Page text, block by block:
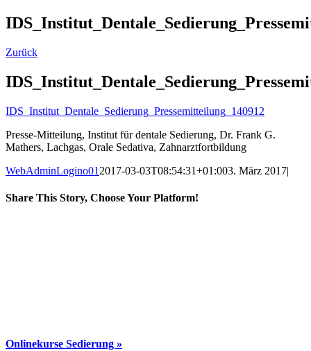
Zurück
IDS_Institut_Dentale_Sedierung_Pressemitteilung_140912
Presse-Mitteilung, Institut für dentale Sedierung, Dr. Frank G.
Mathers, Lachgas, Orale Sedativa, Zahnarztfortbildung
WebAdminLogino01 2017-03-03T08:54:31+01:003. März 2017|
Share This Story, Choose Your Platform!
Onlinekurse Sedierung »